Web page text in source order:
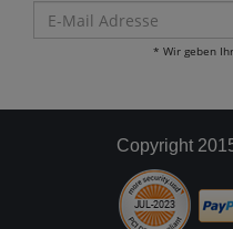
* Wir geben
Copyright